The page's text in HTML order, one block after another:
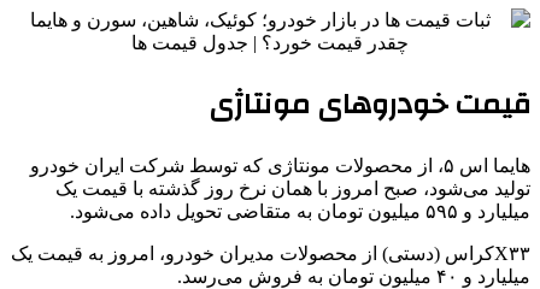
قیمت خودروهای مونتاژی
هایما اس ۵، از محصولات مونتاژی که توسط شرکت ایران خودرو
تولید می‌شود، صبح امروز با همان نرخ روز گذشته با قیمت یک
میلیارد و ۵۹۵ میلیون تومان به متقاضی تحویل داده می‌شود.
X۳۳کراس (دستی) از محصولات مدیران خودرو، امروز به قیمت یک
میلیارد و ۴۰ میلیون تومان به فروش می‌رسد.